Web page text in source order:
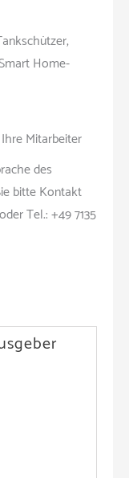
Home-
Mitarbeiter
des
bitte Kontakt
oder Tel.: +49 7135